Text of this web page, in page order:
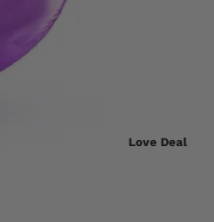
Love Deal